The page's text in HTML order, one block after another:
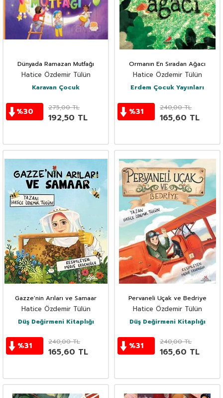
Dünyada Ramazan Mutfağı
Hatice Özdemir Tülün
Karavan Çocuk
%30 275,00TL
192,50 TL
Ormanın En Sıradan Ağacı
Hatice Özdemir Tülün
Erdem Çocuk Yayınları
%31 240,00TL
165,60 TL
Gazze'nin Arıları ve Samaar
Hatice Özdemir Tülün
Düş Değirmeni Kitaplığı
%31 240,00TL
165,60 TL
Pervaneli Uçak ve Bedriye
Hatice Özdemir Tülün
Düş Değirmeni Kitaplığı
%31 240,00TL
165,60 TL